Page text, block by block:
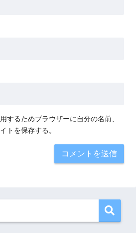
するためブラウザーに自分の名前、
トを保存する。